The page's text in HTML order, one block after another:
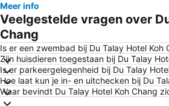
Meer info
Veelgestelde vragen over
Chang
Is er een zwembad bij Du Talay Hotel Koh
Zijn huisdieren toegestaan bij Du Talay
Is er parkeergelegenheid bij Du Talay
Hoe laat kun je in- en uitchecken bij Du
Waar bevindt Du Talay Hotel Koh Chang